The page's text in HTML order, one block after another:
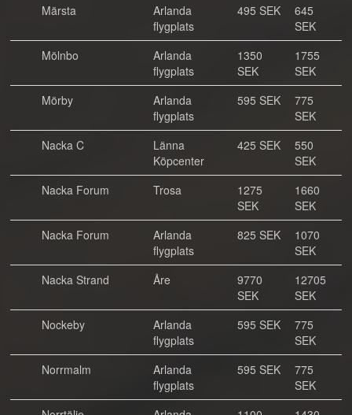
Märsta
Arlanda
flygplats
495 SEK
645
SEK
Mölnbo
Arlanda
flygplats
1350
SEK
1755
SEK
Mörby
Arlanda
flygplats
595 SEK
775
SEK
Nacka C
Länna
Köpcenter
425 SEK
550
SEK
Nacka Forum
Trosa
1275
SEK
1660
SEK
Nacka Forum
Arlanda
flygplats
825 SEK
1070
SEK
Nacka Strand
Åre
9770
SEK
12705
SEK
Nockeby
Arlanda
flygplats
595 SEK
775
SEK
Norrmalm
Arlanda
flygplats
595 SEK
775
SEK